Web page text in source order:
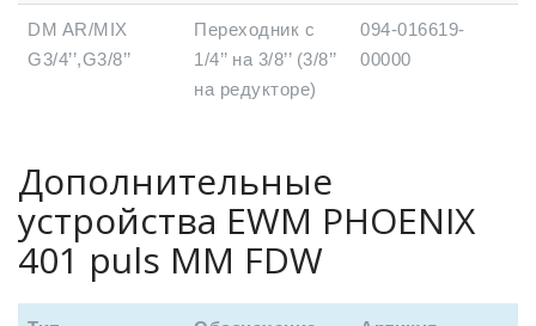
DM AR/MIX
G3/4’’,G3/8’’
Переходник с
1/4’’ на 3/8’’ (3/8’’
на редукторе)
094-016619-
00000
Дополнительные
устройства EWM PHOENIX
401 puls MM FDW